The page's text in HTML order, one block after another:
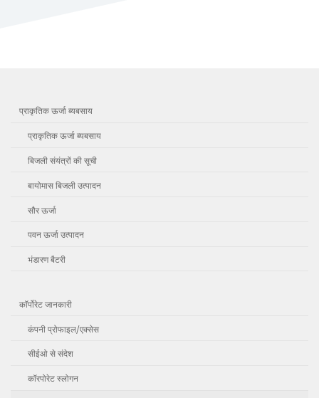
प्राकृतिक ऊर्जा ब्यबसाय
प्राकृतिक ऊर्जा ब्यबसाय
बिजली संयंत्रों की सूची
बायोमास बिजली उत्पादन
सौर ऊर्जा
पवन ऊर्जा उत्पादन
भंडारण बैटरी
कॉर्पोरेट जानकारी
कंपनी प्रोफाइल/एक्सेस
सीईओ से संदेश
कॉरपोरेट स्लोगन